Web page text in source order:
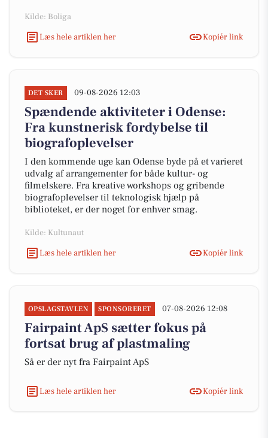
Kilde: Boliga
Læs hele artiklen her
Kopiér link
DET SKER 09-08-2026 12:03
Spændende aktiviteter i Odense:
Fra kunstnerisk fordybelse til
biografoplevelser
I den kommende uge kan Odense byde på et varieret
udvalg af arrangementer for både kultur- og
filmelskere. Fra kreative workshops og gribende
biografoplevelser til teknologisk hjælp på
biblioteket, er der noget for enhver smag.
Kilde: Kultunaut
Læs hele artiklen her
Kopiér link
OPSLAGSTAVLEN SPONSORERET 07-08-2026 12:08
Fairpaint ApS sætter fokus på
fortsat brug af plastmaling
Så er der nyt fra Fairpaint ApS
Læs hele artiklen her Kopiér link